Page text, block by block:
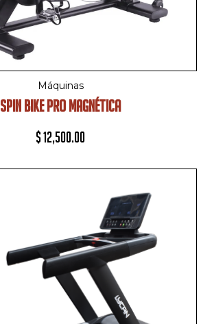
Máquinas
SPIN BIKE PRO MAGNÉTICA
$12,500.00